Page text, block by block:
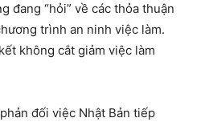
đang “hỏi” về các thỏa thuận
trình an ninh việc làm.
không cắt giảm việc làm
đối việc Nhật Bản tiếp